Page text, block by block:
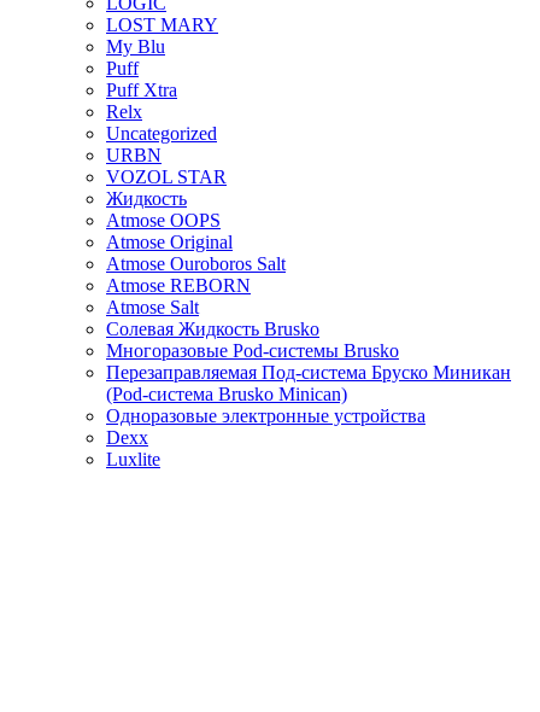
LOST MARY
My Blu
Puff
Puff Xtra
Relx
Uncategorized
URBN
VOZOL STAR
Жидкость
Atmose OOPS
Atmose Original
Atmose Ouroboros Salt
Atmose REBORN
Atmose Salt
Солевая Жидкость Brusko
Многоразовые Pod-системы Brusko
Перезаправляемая Под-система Бруско Миникан
(Pod-система Brusko Minican)
Одноразовые электронные устройства
Dexx
Luxlite